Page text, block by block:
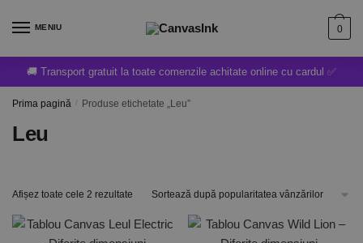
MENIU 0
🚚 Transport gratuit la toate comenzile achitate online cu cardul ✅
Prima pagină / Produse etichetate „Leu”
Leu
Afișez toate cele 2 rezultate